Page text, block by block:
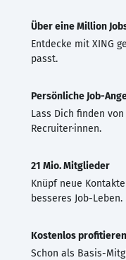
Über eine Million
Entdecke mit XING
passt.
Persönliche Job-
Lass Dich finden
Recruiter·innen.
21 Mio. Mitglieder
Knüpf neue
besseres Job-Leben.
Kostenlos profitieren
Schon als Basis-